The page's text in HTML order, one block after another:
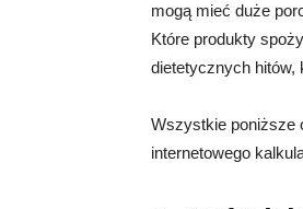
mogą mieć duże
Które produkty
dietetycznych hitów,
Wszystkie poniższe
internetowego